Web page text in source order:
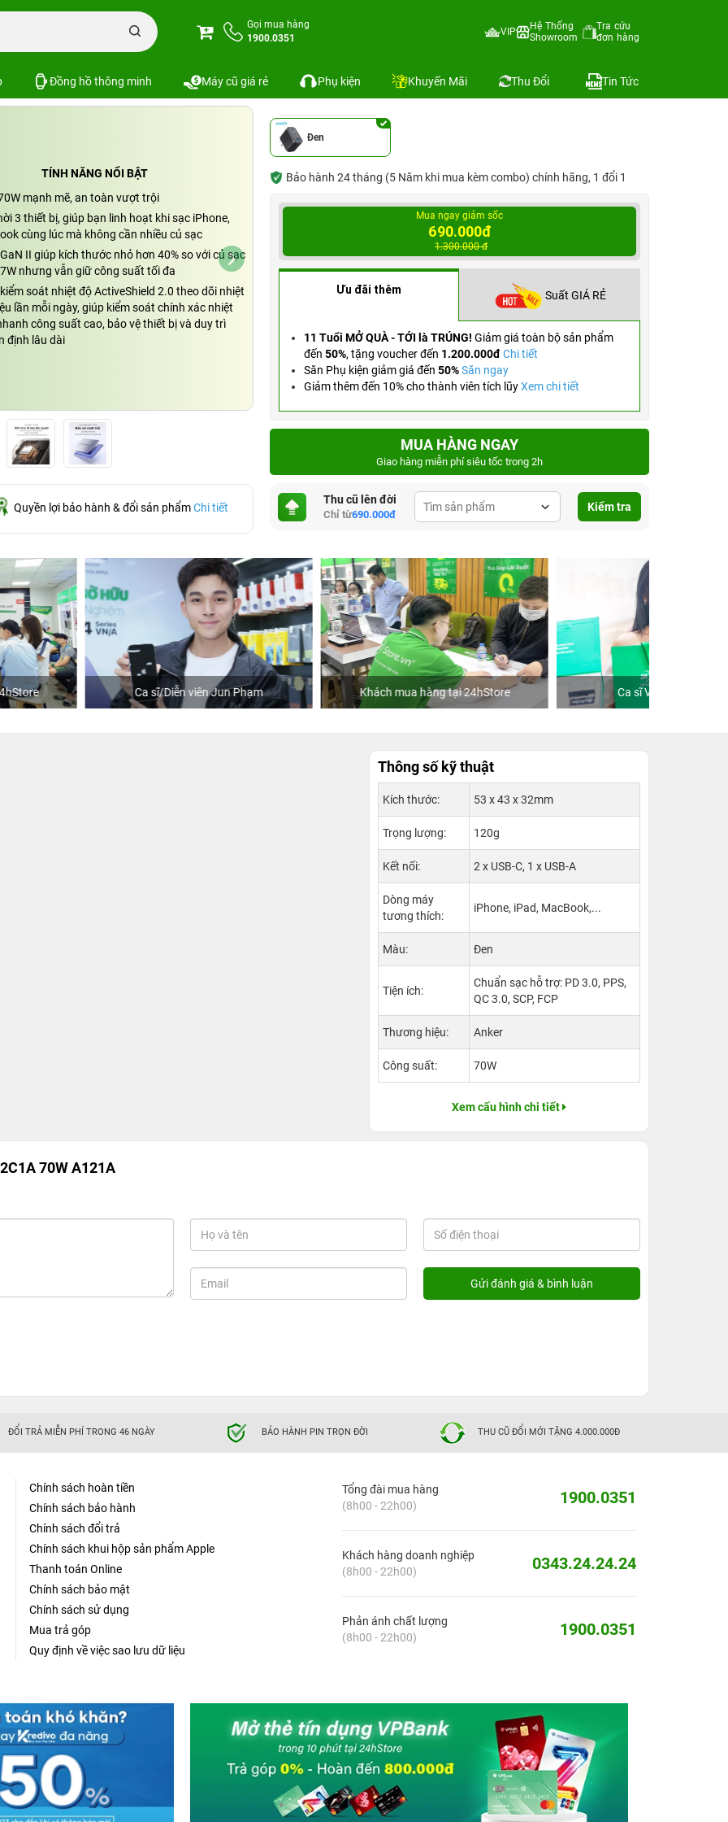
Gọi mua hàng
1900.0351
VIP
Hệ Thống
Showroom
Tra cứu
đơn hàng
Đồng hồ thông minh Máy cũ giá rẻ Phụ kiện Khuyến Mãi Thu Đổi Tin Tức
Củ sạc Anker Zolo 2C1A 70W A121A
TÍNH NĂNG NỔI BẬT
mạnh mẽ, an toàn vượt trội
3 thiết bị, giúp bạn linh hoạt khi sạc iPhone,
cùng lúc mà không cần nhiều củ sạc
II giúp kích thước nhỏ hơn 40% so với củ sạc
nhưng vẫn giữ công suất tối đa
soát nhiệt độ ActiveShield 2.0 theo dõi nhiệt
lần mỗi ngày, giúp kiểm soát chính xác nhiệt
công suất cao, bảo vệ thiết bị và duy trì
định lâu dài
Quyền lợi bảo hành & đổi sản phẩm Chi tiết
Đen
Bảo hành 24 tháng (5 Năm khi mua kèm combo) chính hãng, 1 đổi 1
Mua ngay giảm sốc
690.000đ
1.300.000 đ
Ưu đãi thêm Suất GIÁ RẺ
11 Tuổi MỞ QUÀ - TỚI là TRÚNG! Giảm giá toàn bộ sản phẩm
đến 50%, tặng voucher đến 1.200.000đ Chi tiết
Săn Phụ kiện giảm giá đến 50% Săn ngay
Giảm thêm đến 10% cho thành viên tích lũyXem chi tiết
MUA HÀNG NGAY
Giao hàng miễn phí siêu tốc trong 2h
Thu cũ lên đời
Chỉ từ690.000đ
Kiểm tra
Ca sĩ/Diễn viên Jun Phạm Khách mua hàng tại 24hStore Ca sĩ Văn Mai Hương
Thông số kỹ thuật
Kích thước: 53 x 43 x 32mm
Trọng lượng: 120g
Kết nối: 2 x USB-C, 1 x USB-A
Dòng máy
tương thích:
iPhone, iPad, MacBook,...
Màu: Đen
Tiện ích:
Chuẩn sạc hỗ trợ: PD 3.0, PPS,
QC 3.0, SCP, FCP
Thương hiệu: Anker
Công suất: 70W
Xem cấu hình chi tiết
70W A121A
ĐỔI TRẢ MIỄN PHÍ TRONG 46 NGÀY BẢO HÀNH PIN TRỌN ĐỜI THU CŨ ĐỔI MỚI TẶNG 4.000.000Đ
Chính sách hoàn tiền
Chính sách bảo hành
Chính sách đổi trả
Chính sách khui hộp sản phẩm Apple
Thanh toán Online
Chính sách bảo mật
Chính sách sử dụng
Mua trả góp
Quy định về việc sao lưu dữ liệu
Tổng đài mua hàng
(8h00 - 22h00)
1900.0351
Khách hàng doanh nghiệp
(8h00 - 22h00)
0343.24.24.24
Phản ánh chất lượng
(8h00 - 22h00)
1900.0351